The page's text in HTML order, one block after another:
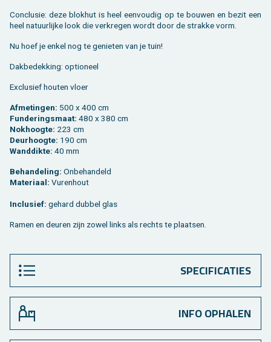
Con­clu­sie: deze blok­hut is heel een­vou­dig op te bou­wen en bezit een
heel na­tuur­lij­ke look die ver­kre­gen wordt door de strak­ke vorm.
Nu hoef je enkel nog te ge­nie­ten van je tuin!
Dak­be­dek­king: op­ti­o­neel
Ex­clu­sief hou­ten vloer
Af­me­tin­gen: 500 x 400 cm
Fun­de­rings­maat: 480 x 380 cm
Nok­hoog­te: 223 cm
Deur­hoog­te: 190 cm
Wand­dik­te: 40 mm
Be­han­de­ling: On­be­han­deld
Ma­te­ri­aal: Vu­ren­hout
In­clu­sief: ge­hard dub­bel glas
Ramen en deu­ren zijn zowel links als rechts te plaat­sen.
SPECIFICATIES
INFO OPHALEN